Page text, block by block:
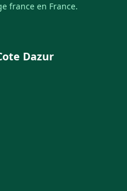
france en France.
Dazur